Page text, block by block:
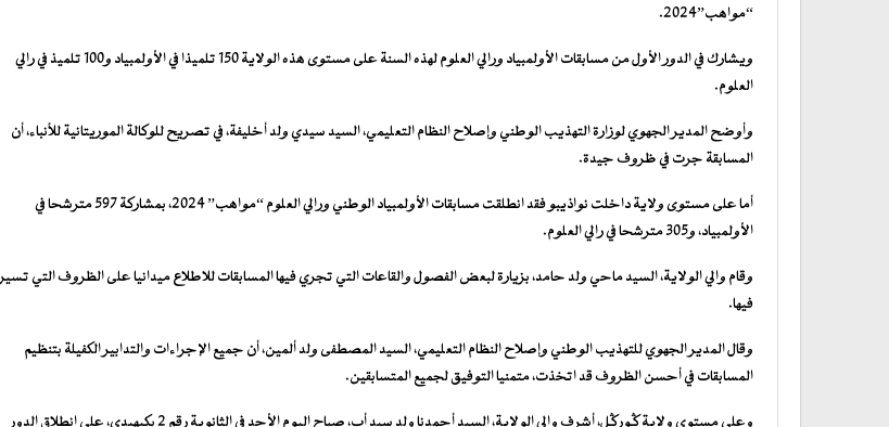
“مواهب”2024.
ويشارك في الدور الأول من مسابقات الأولمبياد ورالي العلوم لهذه السنة على مستوى هذه الولاية 150 تلميذا في الأولمبياد و100 تلميذ في رالي
العلوم.
وأوضح المدير الجهوي لوزارة التهذيب الوطني وإصلاح النظام التعليمي، السيد سيدي ولد أخليفة، في تصريح للوكالة الموريتانية للأنباء، أن
المسابقة جرت في ظروف جيدة.
أما على مستوى ولاية داخلت نواذيبو فقد انطلقت مسابقات الأولمبياد الوطني ورالي العلوم “مواهب” 2024، بمشاركة 597 مترشحا في
الأولمبياد، و305 مترشحا في رالي العلوم.
وقام والي الولاية، السيد ماحي ولد حامد، بزيارة لبعض الفصول والقاعات التي تجري فيها المسابقات للاطلاع ميدانيا على الظروف التي تسير
فيها.
وقال المدير الجهوي للتهذيب الوطني وإصلاح النظام التعليمي، السيد المصطفى ولد ألمين، أن جميع الإجراءات والتدابير الكفيلة بتنظيم
المسابقات في أحسن الظروف قد اتخذت، متمنيا التوفيق لجميع المتسابقين.
وعلى مستوى ولاية گورگل، أشرف والي الولاية، السيد أحمدنا ولد سيد أب، صباح اليوم الأحد في الثانوية رقم 2 بكيهيدي، على انطلاق الدور